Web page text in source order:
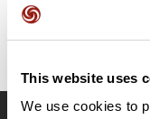
This website uses
We use cookies to